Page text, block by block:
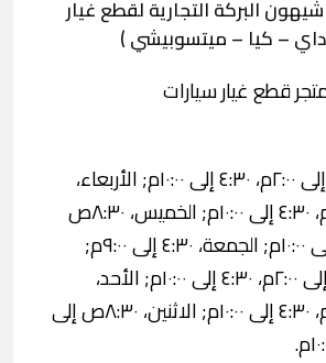
البركة التجارية لقطع غيار
– كيا – ميتسوبيشي )
قطع غيار سيارات
الثلاثاء، ٨:٣٠ص إلى ٢:٠٠م، ٤:٣٠ إلى ١٠:٠٠م; الأربعاء،
٨:٣٠ص إلى ٢:٠٠م، ٤:٣٠ إلى ١٠:٠٠م; الخميس، ٨:٣٠ص
إلى ٢:٠٠م، ٤:٣٠ إلى ١٠:٠٠م; الجمعة، ٤:٣٠ إلى ٩:٠٠م;
السبت، ٨:٣٠ص إلى ٢:٠٠م، ٤:٣٠ إلى ١٠:٠٠م; الأحد،
٨:٣٠ص إلى ٢:٠٠م، ٤:٣٠ إلى ١٠:٠٠م; الاثنين، ٨:٣٠ص إلى